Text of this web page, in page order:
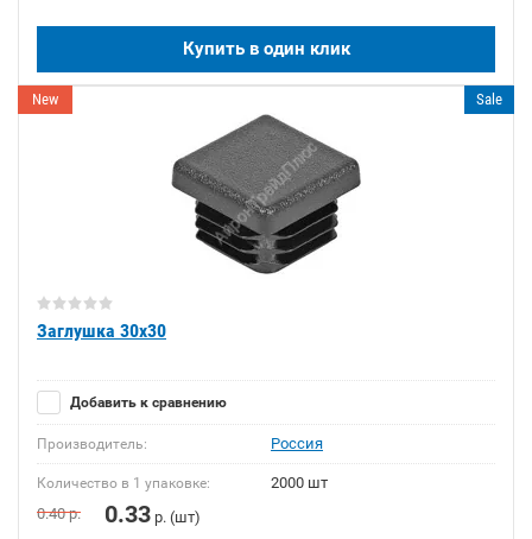
Купить в один клик
New Sale
Заглушка 30x30
Добавить к сравнению
Производитель: Россия
Количество в 1 упаковке:
2000 шт
0.40р. 0.33 р. (шт)